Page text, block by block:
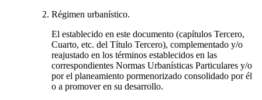
Régimen urbanístico.
El establecido en este documento (capítulos Tercero,
Cuarto, etc. del Título Tercero), complementado y/o
reajustado en los términos establecidos en las
correspondientes Normas Urbanísticas Particulares y/o
por el planeamiento pormenorizado consolidado por él
o a promover en su desarrollo.